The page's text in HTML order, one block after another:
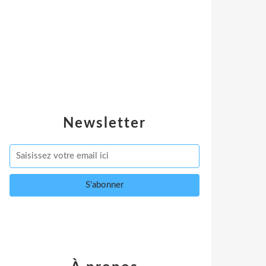
Newsletter